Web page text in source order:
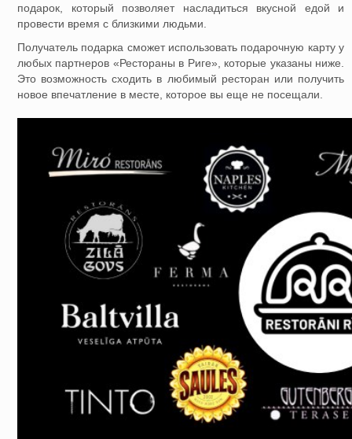
подарок, который позволяет насладиться вкусной едой и
провести время с близкими людьми.
Получатель подарка сможет использовать подарочную карту у
любых партнеров «Рестораны в Риге», которые указаны ниже.
Это возможность сходить в любимый ресторан или получить
новое впечатление в месте, которое вы еще не посещали.